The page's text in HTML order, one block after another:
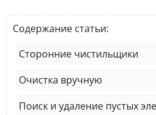
Содержание статьи:
Сторонние чистильщики
Очистка вручную
Поиск и удаление пустых